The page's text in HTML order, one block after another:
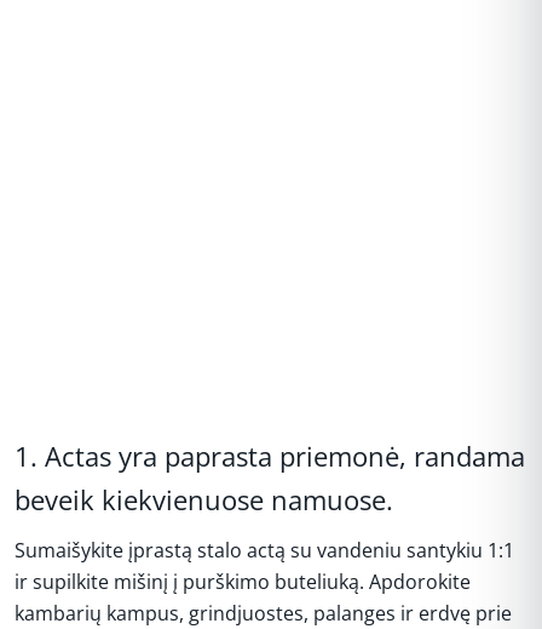
1. Actas yra paprasta priemonė, randama
beveik kiekvienuose namuose.
Sumaišykite įprastą stalo actą su vandeniu santykiu 1:1
ir supilkite mišinį į purškimo buteliuką. Apdorokite
kambarių kampus, grindjuostes, palanges ir erdvę prie